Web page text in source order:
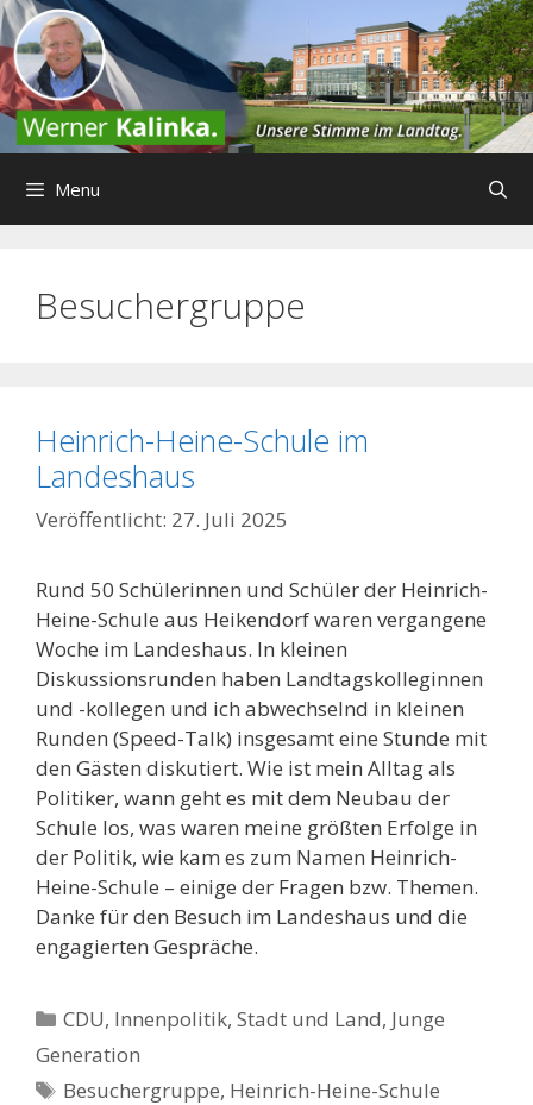
Zum
Inhalt
springen
Menu
Besuchergruppe
Heinrich-Heine-Schule im
Landeshaus
27. Juli 2025
Rund 50 Schülerinnen und Schüler der Heinrich-
Heine-Schule aus Heikendorf waren vergangene
Woche im Landeshaus. In kleinen
Diskussionsrunden haben Landtagskolleginnen
und -kollegen und ich abwechselnd in kleinen
Runden (Speed-Talk) insgesamt eine Stunde mit
den Gästen diskutiert. Wie ist mein Alltag als
Politiker, wann geht es mit dem Neubau der
Schule los, was waren meine größten Erfolge in
der Politik, wie kam es zum Namen Heinrich-
Heine-Schule – einige der Fragen bzw. Themen.
Danke für den Besuch im Landeshaus und die
engagierten Gespräche.
Kategorien
CDU, Innenpolitik, Stadt und Land, Junge
Generation
Schlagwörter
Besuchergruppe, Heinrich-Heine-Schule